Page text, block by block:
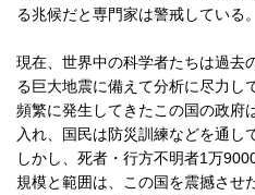
る兆候だと専門家は警戒している。
現在、世界中の科学者たちは過去
る巨大地震に備えて分析に尽力し
頻繁に発生してきたこの国の政府
入れ、国民は防災訓練などを通し
しかし、死者・行方不明者1万
規模と範囲は、この国を震撼させ